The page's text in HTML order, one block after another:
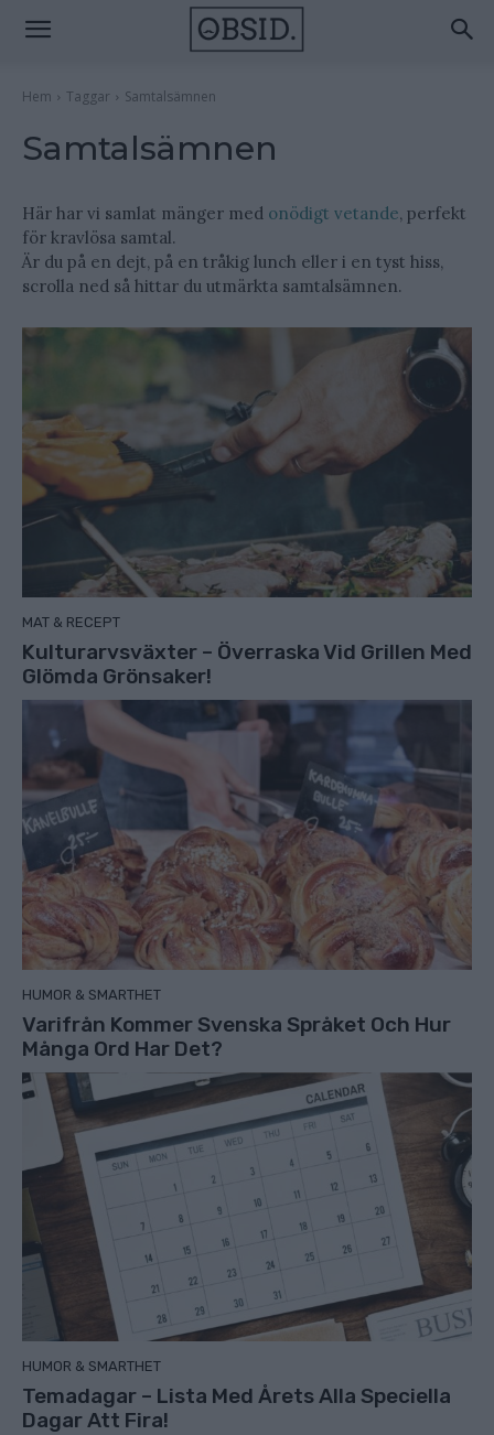
Hem Taggar Samtalsämnen
Samtalsämnen
Här har vi samlat mänger med onödigt vetande, perfekt
för kravlösa samtal.
Är du på en dejt, på en tråkig lunch eller i en tyst hiss,
scrolla ned så hittar du utmärkta samtalsämnen.
MAT & RECEPT
Kulturarvsväxter – Överraska Vid Grillen Med
Glömda Grönsaker!
HUMOR & SMARTHET
Varifrån Kommer Svenska Språket Och Hur
Många Ord Har Det?
HUMOR & SMARTHET
Temadagar – Lista Med Årets Alla Speciella
Dagar Att Fira!